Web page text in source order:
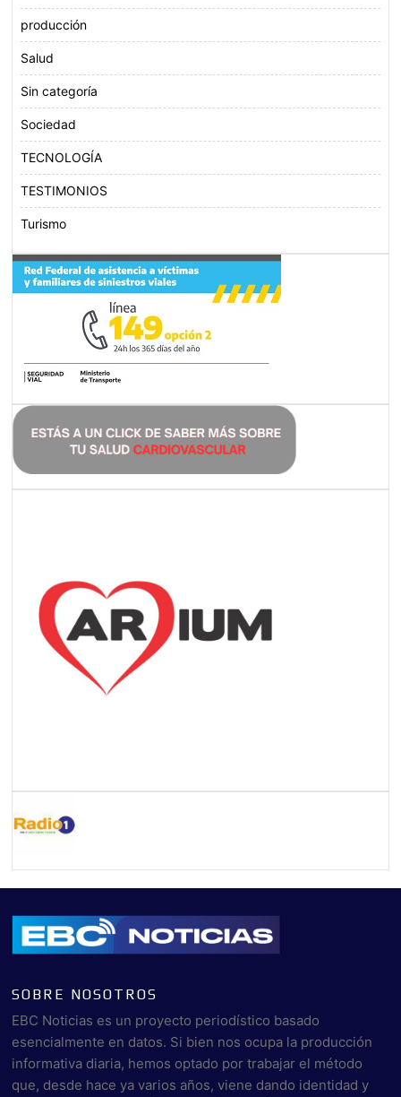
producción
Salud
Sin categoría
Sociedad
TECNOLOGÍA
TESTIMONIOS
Turismo
SOBRE NOSOTROS
EBC Noticias es un proyecto periodístico basado
esencialmente en datos. Si bien nos ocupa la producción
informativa diaria, hemos optado por trabajar el método
que, desde hace ya varios años, viene dando identidad y